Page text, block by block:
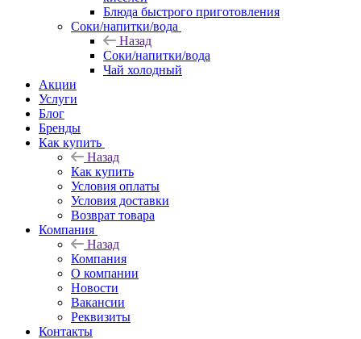
Блюда быстрого приготовления
Соки/напитки/вода
Назад
Соки/напитки/вода
Чай холодный
Акции
Услуги
Блог
Бренды
Как купить
Назад
Как купить
Условия оплаты
Условия доставки
Возврат товара
Компания
Назад
Компания
О компании
Новости
Вакансии
Реквизиты
Контакты